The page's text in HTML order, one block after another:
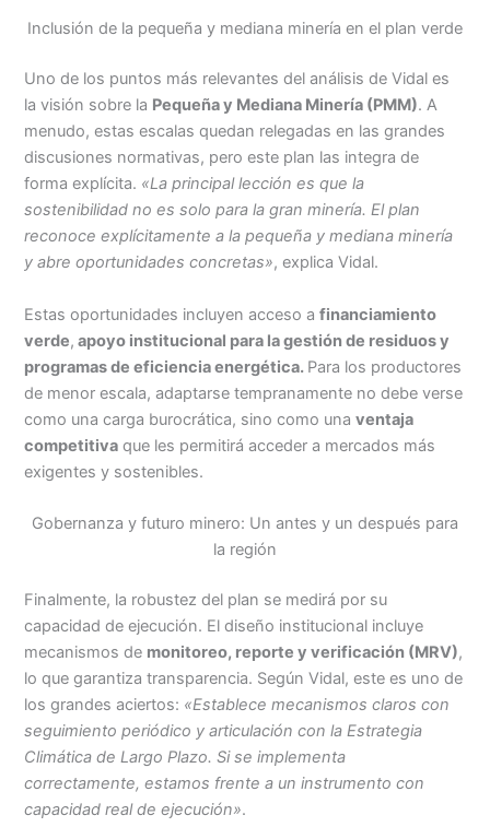
Inclusión de la pequeña y mediana minería en el plan verde
Uno de los puntos más relevantes del análisis de Vidal es
la visión sobre la Pequeña y Mediana Minería (PMM). A
menudo, estas escalas quedan relegadas en las grandes
discusiones normativas, pero este plan las integra de
forma explícita. «La principal lección es que la
sostenibilidad no es solo para la gran minería. El plan
reconoce explícitamente a la pequeña y mediana minería
y abre oportunidades concretas», explica Vidal.
Estas oportunidades incluyen acceso afinanciamiento
verde, apoyo institucional para la gestión de residuos y
programas de eficiencia energética. Para los productores
de menor escala, adaptarse tempranamente no debe verse
como una carga burocrática, sino como unaventaja
competitiva que les permitirá acceder a mercados más
exigentes y sostenibles.
Gobernanza y futuro minero: Un antes y un después para
la región
Finalmente, la robustez del plan se medirá por su
capacidad de ejecución. El diseño institucional incluye
mecanismos de monitoreo, reporte y verificación (MRV),
lo que garantiza transparencia. Según Vidal, este es uno de
los grandes aciertos: «Establece mecanismos claros con
seguimiento periódico y articulación con la Estrategia
Climática de Largo Plazo. Si se implementa
correctamente, estamos frente a un instrumento con
capacidad real de ejecución».